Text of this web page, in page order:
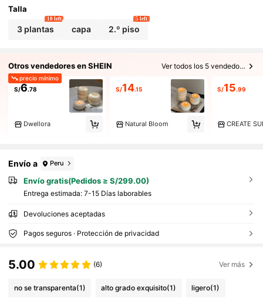
Talla
3 plantas
10 left
capa 2.º piso
5 left
Otros vendedores en SHEIN Ver todos los 5 vendedores
precio mínimo
S/6.78
Dwellora
S/14.15
Natural Bloom
S/15.99
CREATE
Envío a Peru
Envío gratis(Pedidos ≥ S/299.00)
Entrega estimada: 7-15 Días laborables
Devoluciones aceptadas
Pagos seguros · Protección de privacidad
5.00 (6) Ver más
no se transparenta(1) alto grado exquisito(1) ligero(1)